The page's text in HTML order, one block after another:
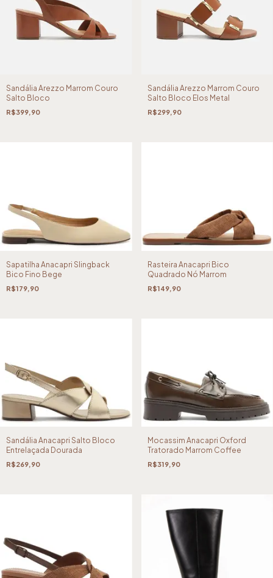
Sandália Arezzo Marrom Couro
Salto Bloco
R$399,90
Sandália Arezzo Marrom Couro
Salto Bloco Elos Metal
R$299,90
Sapatilha Anacapri Slingback
Bico Fino Bege
R$179,90
Rasteira Anacapri Bico
Quadrado Nó Marrom
R$149,90
Sandália Anacapri Salto Bloco
Entrelaçada Dourada
R$269,90
Mocassim Anacapri Oxford
Tratorado Marrom Coffee
R$319,90